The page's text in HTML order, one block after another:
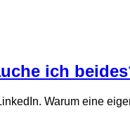
ich
Warum eine